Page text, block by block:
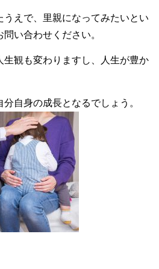
うえで、里親になってみたいとい
い合わせください。
生観も変わりますし、人生が豊か
自身の成長となるでしょう。